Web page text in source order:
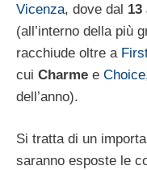
Vicenza, dove dal 13
(all’interno della più
racchiude oltre a
cui Charme e Choice
dell’anno).
Si tratta di un
saranno esposte le